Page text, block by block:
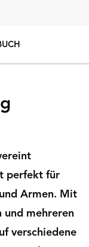
perfekt für
Armen. Mit
und mehreren
verschiedene